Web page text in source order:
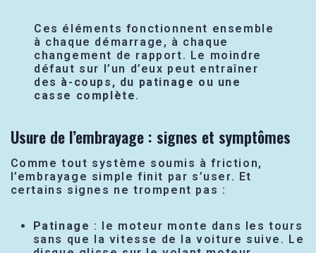
Ces éléments fonctionnent ensemble
à chaque démarrage, à chaque
changement de rapport. Le moindre
défaut sur l’un d’eux peut entraîner
des à-coups, du patinage ou une
casse complète.
Usure de l’embrayage : signes et symptômes
Comme tout système soumis à friction,
l’embrayage simple finit par s’user. Et
certains signes ne trompent pas :
Patinage : le moteur monte dans les tours
sans que la vitesse de la voiture suive. Le